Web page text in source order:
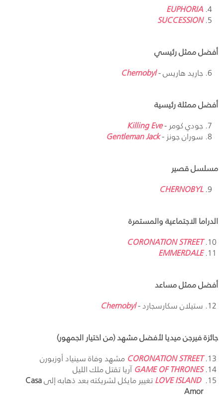
EUPHORIA
SUCCESSION
أفضل ممثل رئيسي
جاريد هاريس -Chernobyl
أفضل ممثلة رئيسية
جودي كومر -Killing Eve
سوران جونز -Gentleman Jack
مسلسل قصير
CHERNOBYL
الدراما الاجتماعية والمستمرة
CORONATION STREET
EMMERDALE
أفضل ممثل مساعد
ستيلان سكارسجارد -Chernobyl
جائزة فيرجن ميديا لأفضل مشهد (من اختيار الجمهور)
CORONATION STREETمشهد وفاة سينياد أوزبورن
GAME OF THRONESآريا تقتل ملك الليل
LOVE ISLANDتغيير مايكل لشريكته بعد ذهابه إلىCasa
Amor